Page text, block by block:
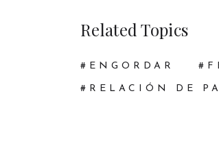
Related Topics
ENGORDAR
RELACIÓN DE